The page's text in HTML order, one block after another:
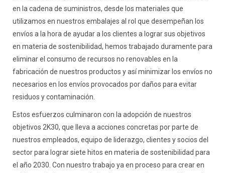
en la cadena de suministros, desde los materiales que
utilizamos en nuestros embalajes al rol que desempeñan los
envíos a la hora de ayudar a los clientes a lograr sus objetivos
en materia de sostenibilidad, hemos trabajado duramente para
eliminar el consumo de recursos no renovables en la
fabricación de nuestros productos y así minimizar los envíos no
necesarios en los envíos provocados por daños para evitar
residuos y contaminación.
Estos esfuerzos culminaron con la adopción de nuestros
objetivos 2K30, que lleva a acciones concretas por parte de
nuestros empleados, equipo de liderazgo, clientes y socios del
sector para lograr siete hitos en materia de sostenibilidad para
el año 2030. Con nuestro trabajo ya en proceso para crear en